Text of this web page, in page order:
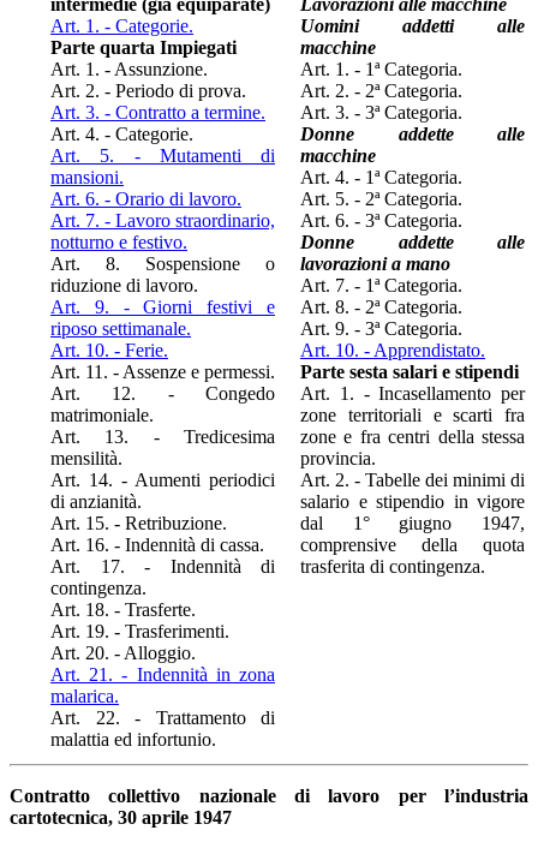
Art. 1. - Categorie.
Parte quarta Impiegati
Art. 1. - Assunzione.
Art. 2. - Periodo di prova.
Art. 3. - Contratto a termine.
Art. 4. - Categorie.
Art. 5. - Mutamenti di
mansioni.
Art. 6. - Orario di lavoro.
Art. 7. - Lavoro straordinario,
notturno e festivo.
Art. 8. Sospensione o
riduzione di lavoro.
Art. 9. - Giorni festivi e
riposo settimanale.
Art. 10. - Ferie.
Art. 11. - Assenze e permessi.
Art. 12. - Congedo
matrimoniale.
Art. 13. - Tredicesima
mensilità.
Art. 14. - Aumenti periodici
di anzianità.
Art. 15. - Retribuzione.
Art. 16. - Indennità di cassa.
Art. 17. - Indennità di
contingenza.
Art. 18. - Trasferte.
Art. 19. - Trasferimenti.
Art. 20. - Alloggio.
Art. 21. - Indennità in zona
malarica.
Art. 22. - Trattamento di
malattia ed infortunio.
Uomini addetti alle
macchine
Art. 1. - 1ª Categoria.
Art. 2. - 2ª Categoria.
Art. 3. - 3ª Categoria.
Donne addette alle
macchine
Art. 4. - 1ª Categoria.
Art. 5. - 2ª Categoria.
Art. 6. - 3ª Categoria.
Donne addette alle
lavorazioni a mano
Art. 7. - 1ª Categoria.
Art. 8. - 2ª Categoria.
Art. 9. - 3ª Categoria.
Art. 10. - Apprendistato.
Parte sesta salari e stipendi
Art. 1. - Incasellamento per
zone territoriali e scarti fra
zone e fra centri della stessa
provincia.
Art. 2. - Tabelle dei minimi di
salario e stipendio in vigore
dal 1° giugno 1947,
comprensive della quota
trasferita di contingenza.
Contratto collettivo nazionale di lavoro per l’industria
cartotecnica, 30 aprile 1947